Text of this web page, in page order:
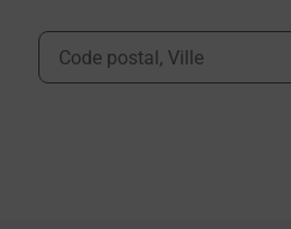
Ville, Département, Code Postal